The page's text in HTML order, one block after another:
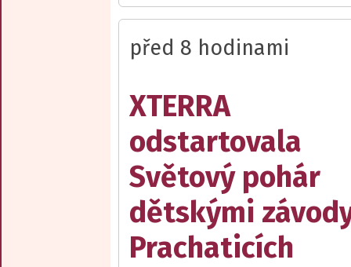
před 8 hodinami
XTERRA
odstartovala
Světový pohár
dětskými
Prachaticích